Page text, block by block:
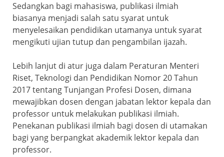
Sedangkan bagi mahasiswa, publikasi ilmiah
biasanya menjadi salah satu syarat untuk
menyelesaikan pendidikan utamanya untuk syarat
mengikuti ujian tutup dan pengambilan ijazah.
Lebih lanjut di atur juga dalam Peraturan Menteri
Riset, Teknologi dan Pendidikan Nomor 20 Tahun
2017 tentang Tunjangan Profesi Dosen, dimana
mewajibkan dosen dengan jabatan lektor kepala dan
professor untuk melakukan publikasi ilmiah.
Penekanan publikasi ilmiah bagi dosen di utamakan
bagi yang berpangkat akademik lektor kepala dan
professor.